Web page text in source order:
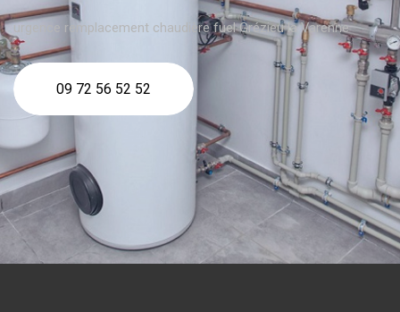
urgence remplacement chaudière fuel Grézieu la Varenne
09 72 56 52 52